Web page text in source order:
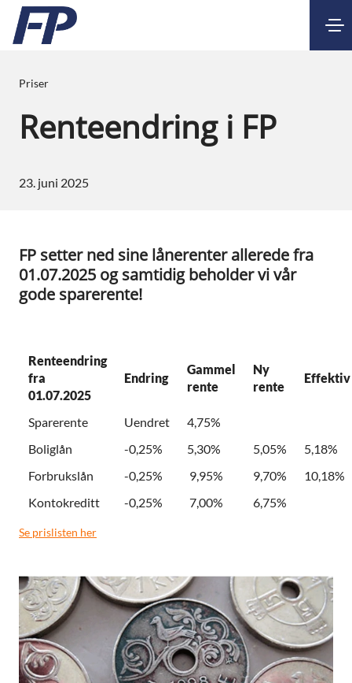
Priser
Renteendring i FP
23. juni 2025
FP setter ned sine lånerenter allerede fra
01.07.2025 og samtidig beholder vi vår
gode sparerente!
Renteendring
fra
01.07.2025
Endring
Gammel
rente
Ny
rente
Effektiv
Sparerente Uendret
4,75%
Boliglån
-0,25% 5,30% 5,05%
5,18%
Forbrukslån
-0,25% 9,95% 9,70%
10,18%
Kontokreditt
-0,25% 7,00% 6,75%
Se prislisten her